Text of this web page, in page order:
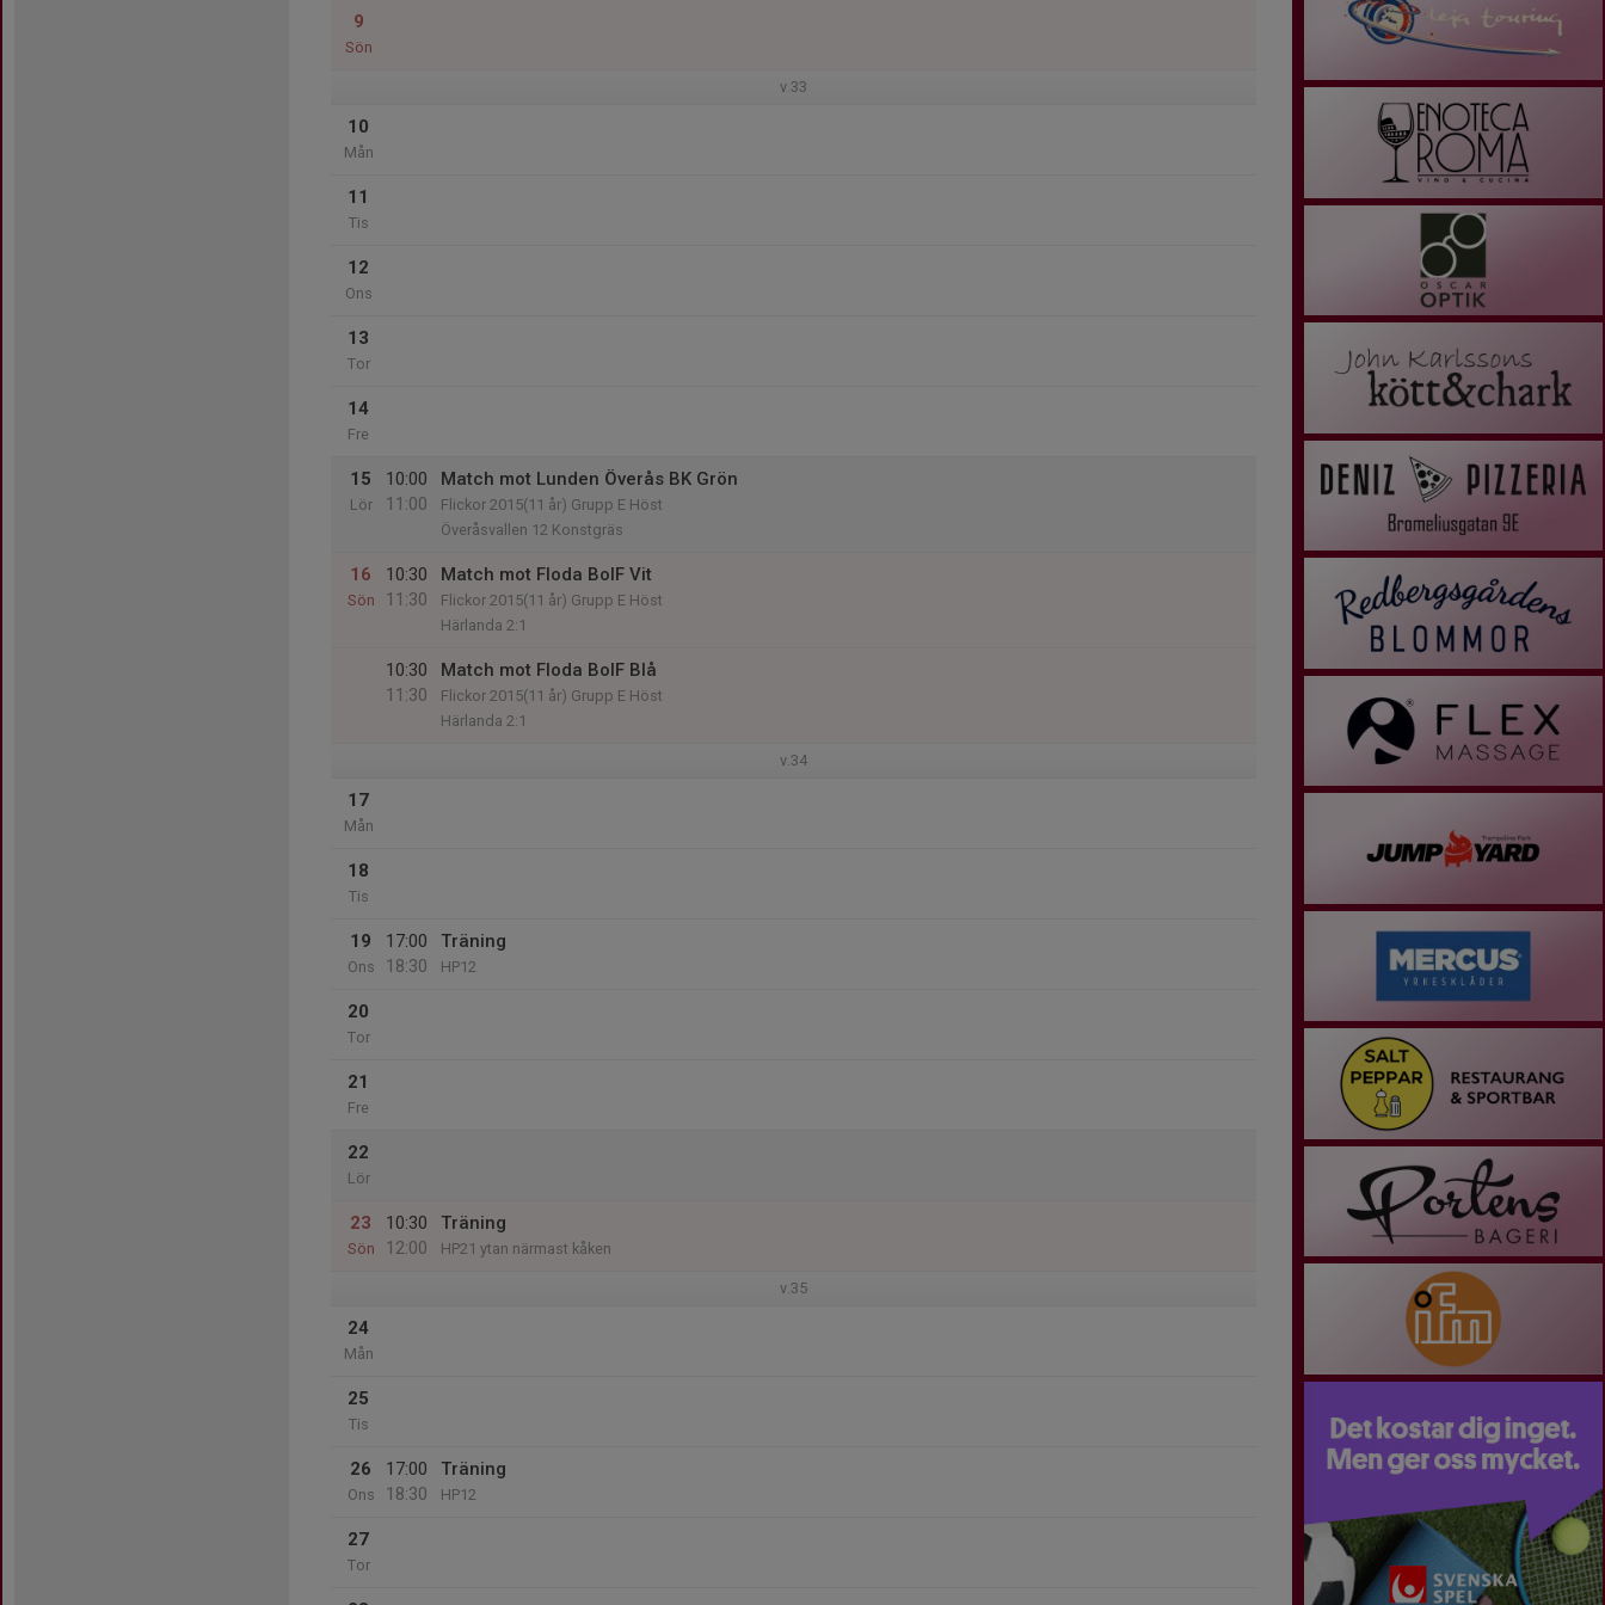
9
Sön
v.33
10
Mån
11
Tis
12
Ons
13
Tor
14
Fre
15
Lör
10:00
11:00
Match mot Lunden Överås BK Grön
Flickor 2015(11 år) Grupp E Höst
Överåsvallen 12 Konstgräs
16
Sön
10:30
11:30
Match mot Floda BoIF Vit
Flickor 2015(11 år) Grupp E Höst
Härlanda 2:1
10:30
11:30
Match mot Floda BoIF Blå
Flickor 2015(11 år) Grupp E Höst
Härlanda 2:1
v.34
17
Mån
18
Tis
19
Ons
17:00
18:30
Träning
HP12
20
Tor
21
Fre
22
Lör
23
Sön
10:30
12:00
Träning
HP21 ytan närmast kåken
v.35
24
Mån
25
Tis
26
Ons
17:00
18:30
Träning
HP12
27
Tor